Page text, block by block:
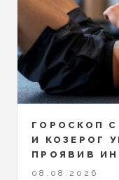
ГОРОСКОП С
И КОЗЕРОГ
ПРОЯВИВ
08.08.2026